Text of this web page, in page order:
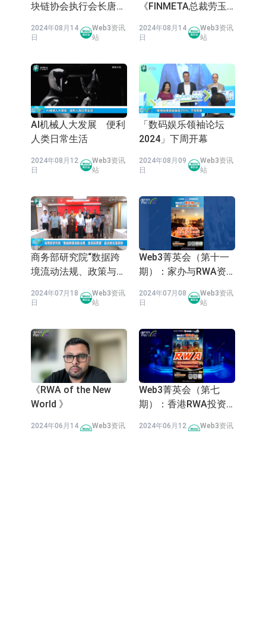
块链协会执行会长唐仪
Web3发展具有独特优
2024年08月14
日
Web3资讯
站
《FINMETA总裁劳玉
人Alma、博时基金主
趋势展望》
2024年08月14
日
Web3资讯
站
AI机械人大发展 便利
人类日常生活
2024年08月12
日
Web3资讯
站
「数码娱乐领袖论坛
2024」下周开幕
2024年08月09
日
Web3资讯
站
商务部研究院“数据跨
境流动法规、政策与实
2024年07月18
日
Web3资讯
站
Web3菁英会（第十一
期）：家办与RWA资
2024年07月08
日
Web3资讯
站
《RWA of the New
World 》
2024年06月14
Web3资讯
Web3菁英会（第七
期）：香港RWA投资
2024年06月12
Web3资讯